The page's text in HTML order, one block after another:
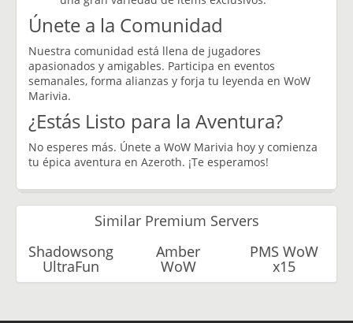
Únete a la Comunidad
Nuestra comunidad está llena de jugadores
apasionados y amigables. Participa en eventos
semanales, forma alianzas y forja tu leyenda en WoW
Marivia.
¿Estás Listo para la Aventura?
No esperes más. Únete a WoW Marivia hoy y comienza
tu épica aventura en Azeroth. ¡Te esperamos!
Similar Premium Servers
Shadowsong
UltraFun
Amber
WoW
PMS WoW
x15